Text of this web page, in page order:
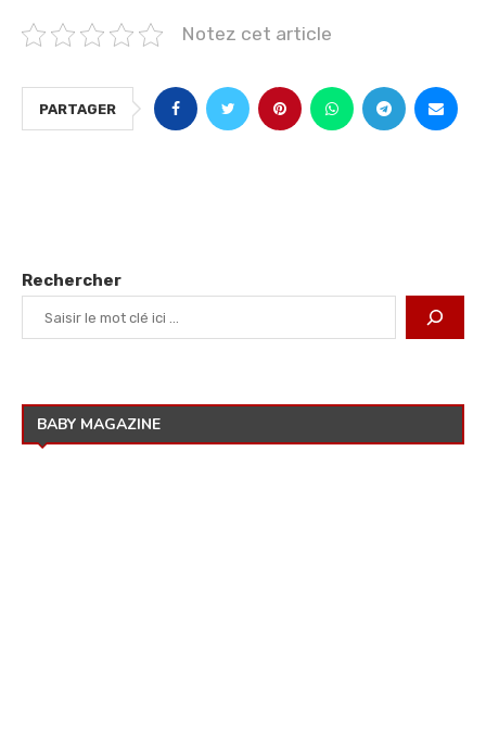
Notez cet article
PARTAGER
Rechercher
BABY MAGAZINE